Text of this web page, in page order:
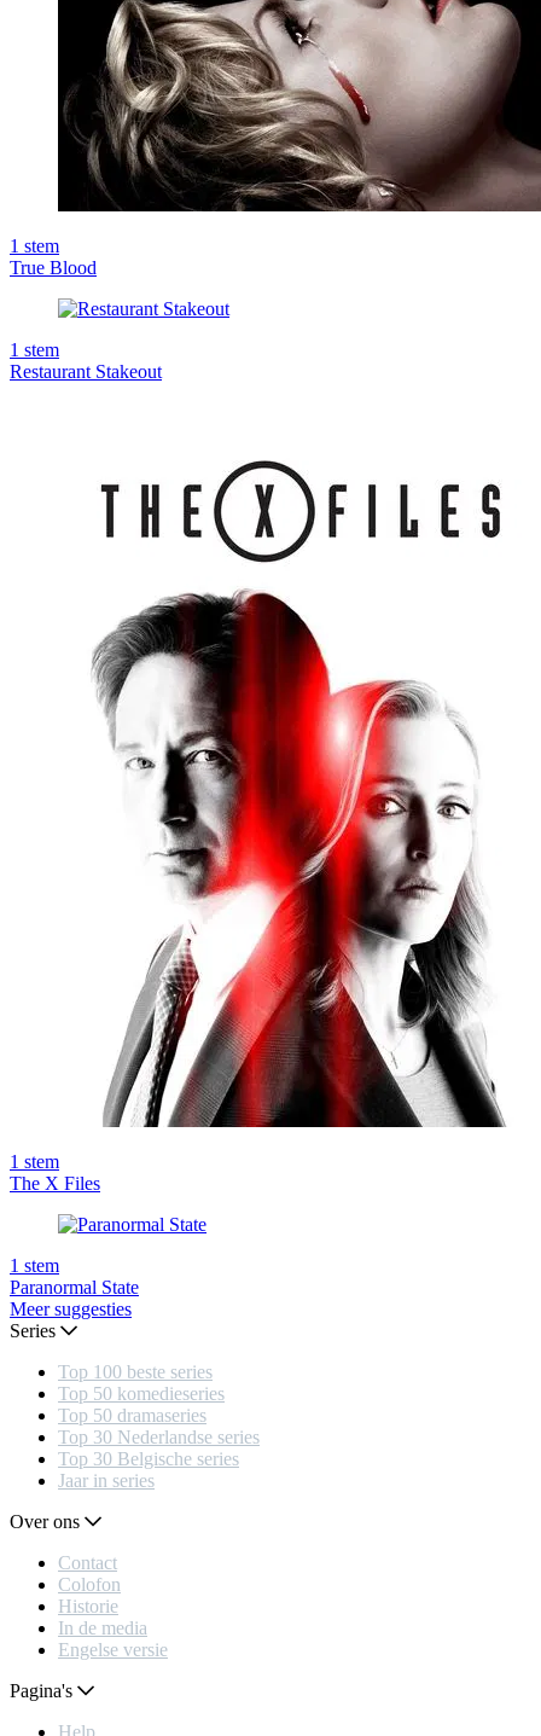
1 stem
True Blood
1 stem
Restaurant Stakeout
1 stem
The X Files
1 stem
Paranormal State
Meer suggesties
Series
Top 100 beste series
Top 50 komedieseries
Top 50 dramaseries
Top 30 Nederlandse series
Top 30 Belgische series
Jaar in series
Over ons
Contact
Colofon
Historie
In de media
Engelse versie
Pagina's